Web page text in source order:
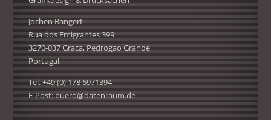
Jochen Bangert
Rua dos Emigrantes 399
3270-037 Graca, Pedrogao Grande
Portugal
Tel. +49 (0) 178 6971394
E-Post:buero@datenraum.de